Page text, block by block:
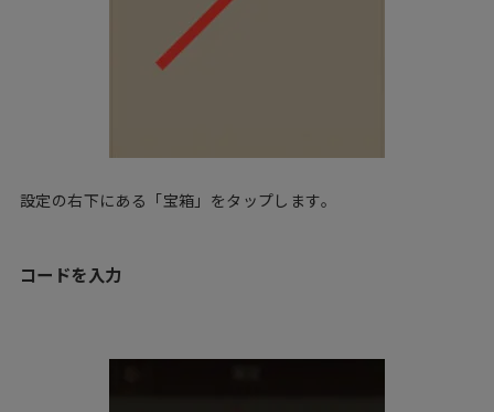
設定の右下にある「宝箱」をタップします。
コードを入力